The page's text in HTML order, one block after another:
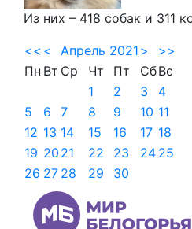
Из них – 418 собак и 311
<< < Апрель 2021 >
>>
Пн Вт Ср Чт Пт СбВс
1
2 3
4
5
6 7 8 9 10 11
12 13 14 15 16 17 18
19 20 21 22 23 24 25
26 27 28 29 30